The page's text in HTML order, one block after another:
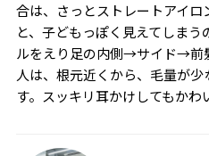
合は、さっとストレートアイ
と、子どもっぽく見えてしま
ルをえり足の内側→サイド→前
人は、根元近くから、毛量が
す。スッキリ耳かけしてもかわ